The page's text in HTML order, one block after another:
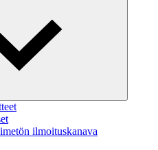
ilmoituskanava